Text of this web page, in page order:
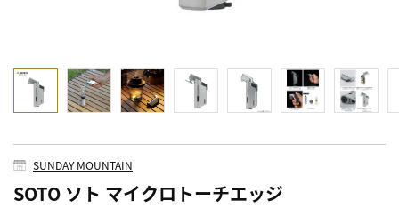
SUNDAY MOUNTAIN
SOTO ソト マイクロトーチエッジ